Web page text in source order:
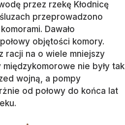
przez rzekę Kłodnicę
przeprowadzono
Dawało
objętości komory.
racji na o wiele mniejszy
nie były tak
wojną, a pompy
od połowy do końca lat